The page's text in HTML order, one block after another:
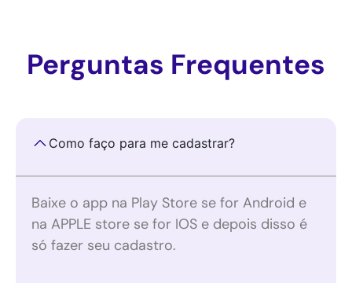
Perguntas Frequentes
Como faço para me cadastrar?
Baixe o app na Play Store se for Android e
na APPLE store se for IOS e depois disso é
só fazer seu cadastro.